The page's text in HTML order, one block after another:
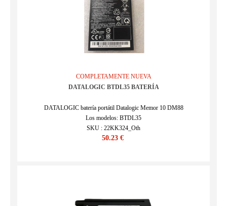
COMPLETAMENTE NUEVA
DATALOGIC BTDL35 BATERÍA
DATALOGIC batería portátil Datalogic Memor 10 DM88
Los modelos: BTDL35
SKU : 22KK324_Oth
50.23 €